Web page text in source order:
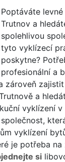
Poptáváte
Trutnov a
spolehlivou
tyto vyklízecí
poskytne?
profesionální a
zároveň
a
vyklízení v
vyklízení
je potřeba na
si